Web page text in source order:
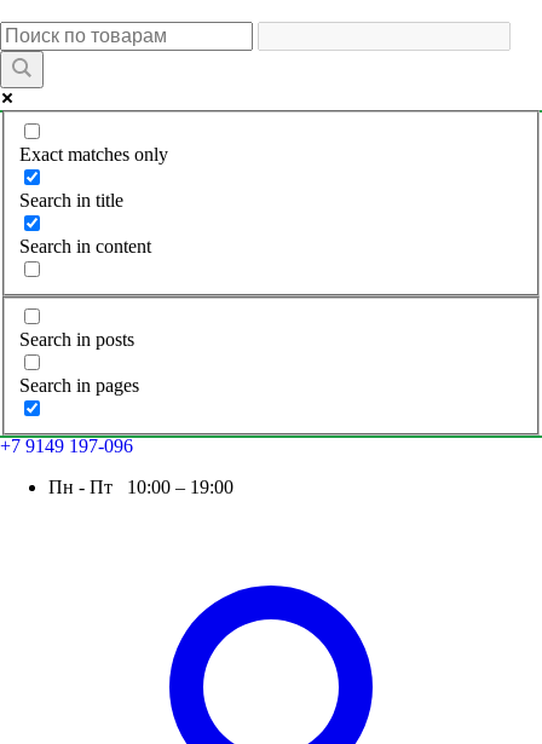
Exact matches only
Search in title
Search in content
Search in posts
Search in pages
+7 9149 197-096
Пн - Пт 10:00 – 19:00